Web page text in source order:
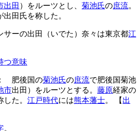
出田 ）をルーツとし、 菊池氏の庶流。
田氏を称した。
ーの出田（いでた）奈々は東京都江
つ意味
肥後国の菊池氏の庶流で肥後国菊池
市出田）をルーツとする。 藤原経家の
た。 江戸時代には熊本藩士。 【 出
。